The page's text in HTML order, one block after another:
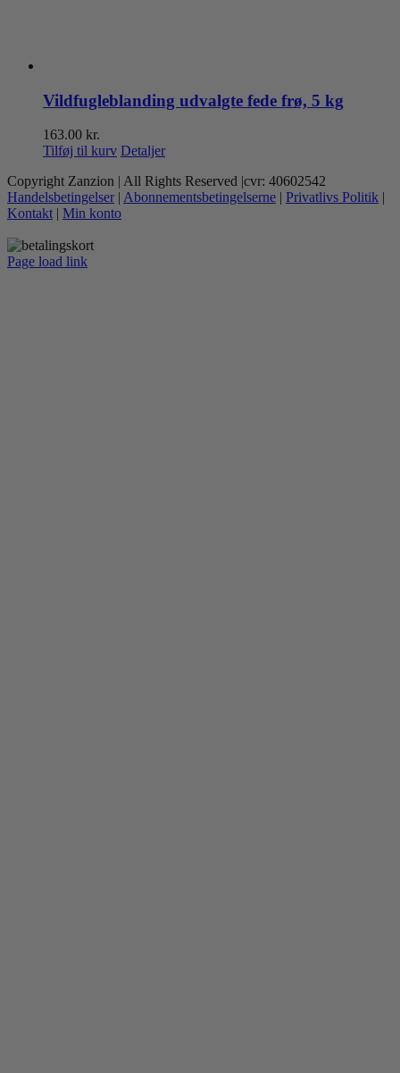
Vildfugleblanding udvalgte fede frø, 5 kg
163.00 kr.
Tilføj til kurv Detaljer
Copyright Zanzion | All Rights Reserved |cvr: 40602542
Handelsbetingelser | Abonnementsbetingelserne | Privatlivs Politik |
Kontakt | Min konto
Page load link